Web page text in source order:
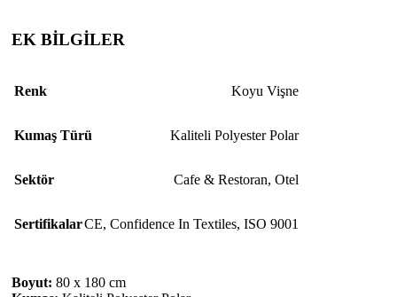
EK BİLGİLER
Renk Koyu Vişne
Kumaş Türü Kaliteli Polyester Polar
Sektör Cafe & Restoran, Otel
SertifikalarCE, Confidence In Textiles, ISO 9001
Boyut: 80 x 180 cm